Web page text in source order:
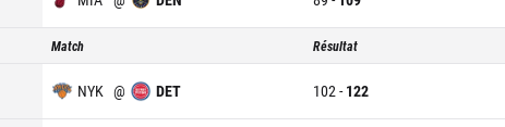
Match Résultat
NYK @ DET 102- 122